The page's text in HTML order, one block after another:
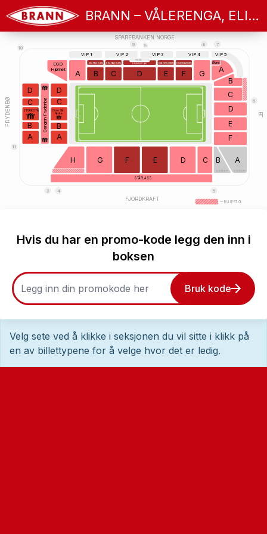
BRANN – VÅLERENGA, ELITESERIEN 2026
BORTESUPP BORTESUPP
B
A C D E F G
BRANNBØRSEN BRANNBØRSEN
BRANNSTUEN BRANNSTUEN BRANNSTUEN
PRESSE
EGD
Hjørnet
VIP 2
VIP 1 VIP 3 VIP 4
C
G F E D B A
H
STÅPLASS
D
E
F
C
B
A
Øvre
VIP 5
A
D
B
C
C
D
B
A
STORE STÅ Store Stå
Nedre
Gangen Frydenbø BT
SPAREBANKEN NORGE
— RULLESTOL
FJORDKRAFT
FRYDENBØ
9
10
8 7
9x
11
3 4 5
6
Hvis du har en promo-kode legg den inn i
boksen
Bruk kode
Velg sete ved å klikke i seksjonen du vil sitte i klikk på
en av billettypene for å velge hvor det er ledig.